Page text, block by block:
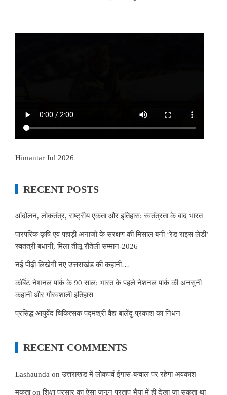
Himantar Jul 2026
RECENT POSTS
आंदोलन, लोकतंत्र, राष्ट्रीय एकता और इतिहास: स्वतंत्रता के बाद भारत
पारंपरिक कृषि एवं पहाड़ी अनाजों के संरक्षण की मिसाल बनीं ‘रेड राइस लेडी’
स्वतंत्री बंधानी, मिला तीलू रौतेली सम्मान-2026
नई पीढ़ी लिखेगी नए उत्तराखंड की कहानी…
कॉर्बेट नेशनल पार्क के 90 साल: भारत के पहले नेशनल पार्क की अनसुनी
कहानी और गौरवशाली इतिहास
प्रसिद्ध आयुर्वेद चिकित्सक पद्मश्री वैद्य बालेंदु प्रकाश का निधन
RECENT COMMENTS
Lashaunda onउत्तराखंड में लोकपर्व ईगास-बग्वाल पर रहेगा अवकाश
मुकताonशिक्षा प्रसार का ऐसा जुनून प्रताप भैया में ही देखा जा सकता था